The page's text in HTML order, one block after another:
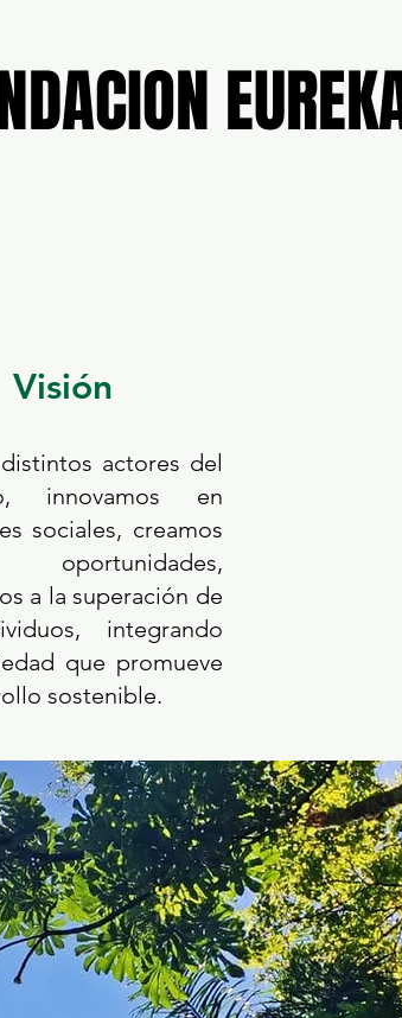
Visión
actores del
innovamos en
sociales, creamos
oportunidades,
a la superación de
integrando
que promueve
sostenible.